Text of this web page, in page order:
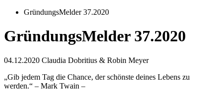
GründungsMelder 37.2020
GründungsMelder 37.2020
04.12.2020 Claudia Dobritius & Robin Meyer
„Gib jedem Tag die Chance, der schönste deines Lebens zu
werden.“ – Mark Twain –